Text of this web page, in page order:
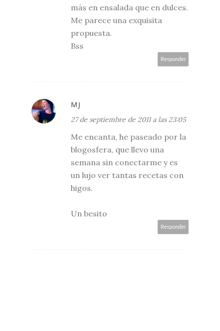
más en ensalada que en dulces.
Me parece una exquisita
propuesta.
Bss
Responder
MJ
27 de septiembre de 2011 a las 23:05
Me encanta, he paseado por la
blogosfera, que llevo una
semana sin conectarme y es
un lujo ver tantas recetas con
higos.
Un besito
Responder